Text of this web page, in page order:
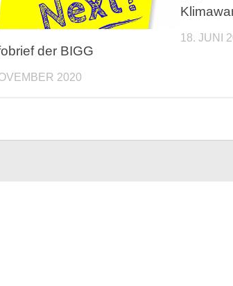
der BIGG
2020
18. JUNI